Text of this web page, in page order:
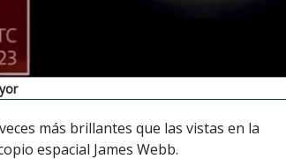
más brillantes que las vistas en la
espacial James Webb.